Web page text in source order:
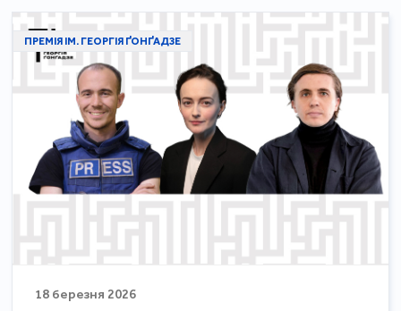
ПРЕМІЯ ІМ. ГЕОРГІЯ ҐОНҐАДЗЕ
18 березня 2026